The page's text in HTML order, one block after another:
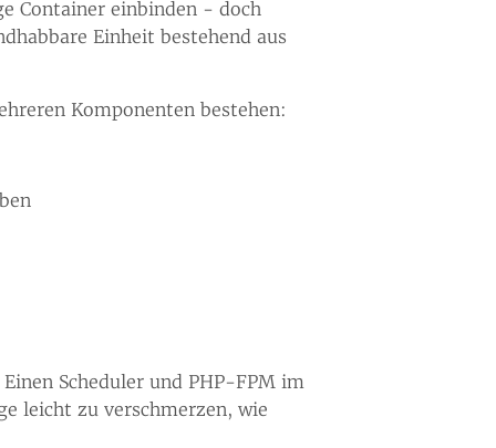
Container einbinden - doch
Einheit bestehend aus
Komponenten bestehen:
Scheduler und PHP-FPM im
leicht zu verschmerzen, wie